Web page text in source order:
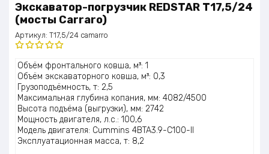
Экскаватор-погрузчик REDSTAR T17,5/24
(мосты Carraro)
Артикул: T17,5/24 camarro
Оценка
5.00из 5
Объём фронтального ковша, м³: 1
Объём экскаваторного ковша, м³: 0,3
Грузоподъёмность, т: 2,5
Максимальная глубина копания, мм: 4082/4500
Высота подъёма (выгрузки), мм: 2742
Мощность двигателя, л.с.: 100,6
Модель двигателя: Cummins 4BTA3.9-C100-II
Эксплуатационная масса, т: 8,2